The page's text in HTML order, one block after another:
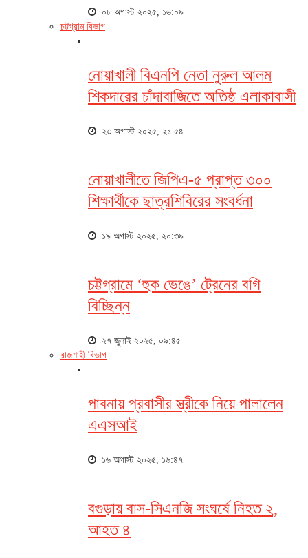
০৮ অগাস্ট ২০২৫, ১৬:০৯
চট্টগ্রাম বিভাগ
নোয়াখালী বিএনপি নেতা নুরুল আলম
শিকদারের চাঁদাবাজিতে অতিষ্ঠ এলাকাবাসী
২৩ অগাস্ট ২০২৫, ২১:৫৪
নোয়াখালীতে জিপিএ-৫ প্রাপ্ত ৩০০
শিক্ষার্থীকে ছাত্রশিবিরের সংবর্ধনা
১৯ অগাস্ট ২০২৫, ২০:৩৯
চট্টগ্রামে ‘হুক ভেঙে’ ট্রেনের বগি
বিচ্ছিন্ন
২৭ জুলাই ২০২৫, ০৯:৪৫
রাজশাহী বিভাগ
পাবনায় প্রবাসীর স্ত্রীকে নিয়ে পালালেন
এএসআই
১৬ অগাস্ট ২০২৫, ১৬:৪৭
বগুড়ায় বাস-সিএনজি সংঘর্ষে নিহত ২,
আহত ৪